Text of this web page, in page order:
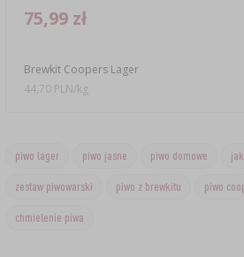
Brewkit Coopers Lager
75,99 zł
44,70 PLN/kg
piwo lager piwo jasne piwo domowe
zestaw piwowarski piwo z brewkitu piwo
chmielenie piwa